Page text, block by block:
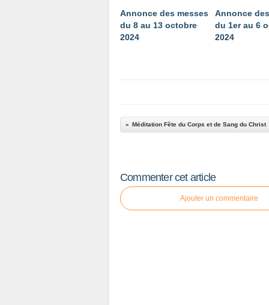
Annonce des messes
du 8 au 13 octobre
2024
Annonce
du 1er au 6
2024
Méditation Fête du Corps et de Sang du Christ
Commenter cet article
Ajouter un commentaire